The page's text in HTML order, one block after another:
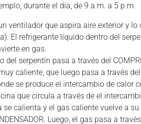
durante el día, de 9 a.m. a 5 p.m.
ventilador que aspira aire exterior y lo
El refrigerante líquido dentro del
en gas.
del serpentín pasa a través del
caliente, que luego pasa a través
se produce el intercambio de calor
que circula a través de el
se calienta y el gas caliente vuelve a
Luego, el gas pasa a